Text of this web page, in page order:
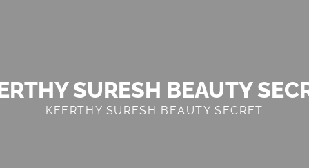
SURESH BEAUTY
KEERTHY SURESH BEAUTY SECRET